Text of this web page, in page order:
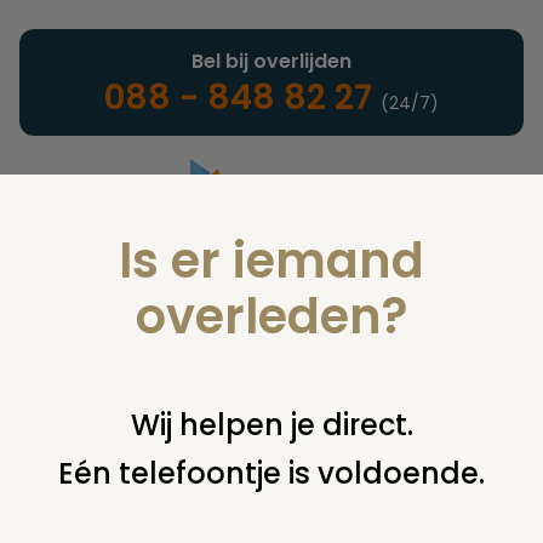
Landelijke uitvaartonderneming
Bel bij overlijden
088 - 848 82 27 (24/7)
U bent hier: home verzekeringen overige financiering uit
Is er iemand
overleden?
Wij helpen je direct.
Eén telefoontje is voldoende.